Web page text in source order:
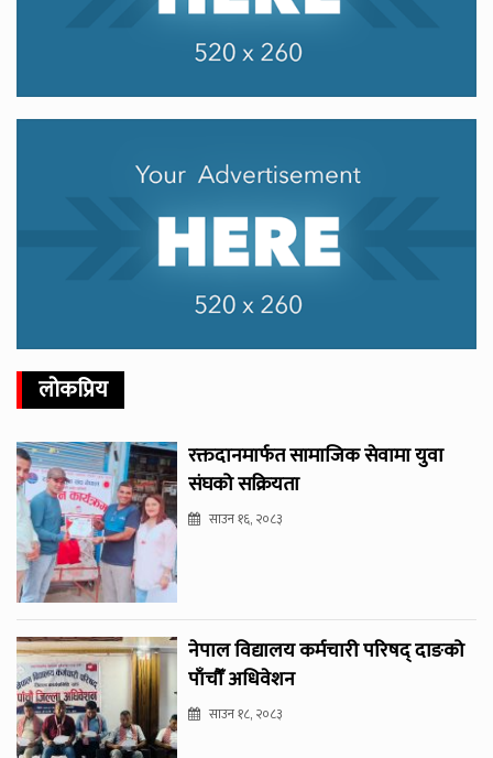
लोकप्रिय
रक्तदानमार्फत सामाजिक सेवामा युवा
संघको सक्रियता
साउन १६, २०८३
नेपाल विद्यालय कर्मचारी परिषद् दाङको
पाँचौँ अधिवेशन
साउन १८, २०८३